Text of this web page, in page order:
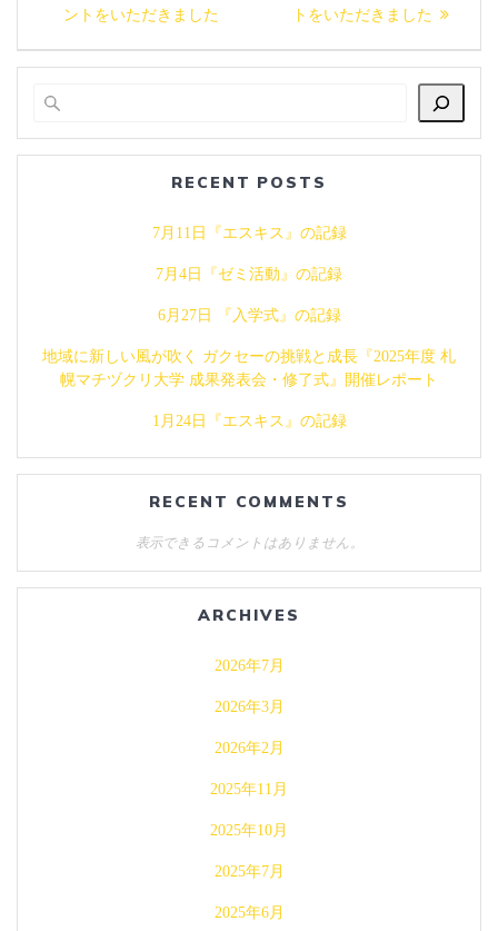
ナ
ビ
ゲ
ントをいただきました
トをいただきました
RECENT POSTS
7月11日『エスキス』の記録
7月4日『ゼミ活動』の記録
6月27日 『入学式』の記録
地域に新しい風が吹く ガクセーの挑戦と成長『2025年度 札
幌マチヅクリ大学 成果発表会・修了式』開催レポート
1月24日『エスキス』の記録
RECENT COMMENTS
表示できるコメントはありません。
ARCHIVES
2026年7月
2026年3月
2026年2月
2025年11月
2025年10月
2025年7月
2025年6月